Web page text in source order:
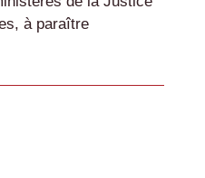
à paraître